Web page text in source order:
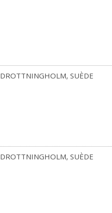
DROTTNINGHOLM, SUÈDE
DROTTNINGHOLM, SUÈDE